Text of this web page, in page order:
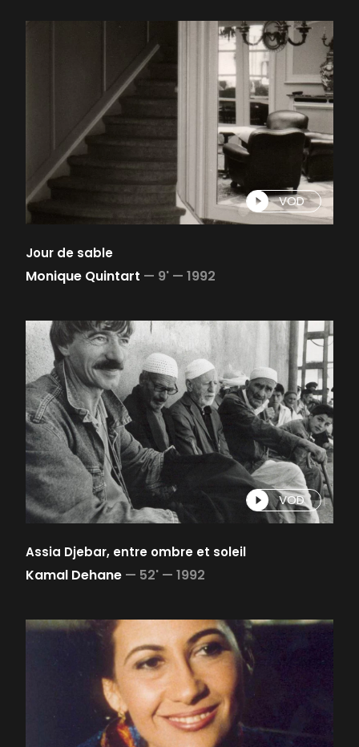
VOD
Jour de sable
Monique Quintart — 9' — 1992
VOD
Assia Djebar, entre ombre et soleil
Kamal Dehane — 52' — 1992